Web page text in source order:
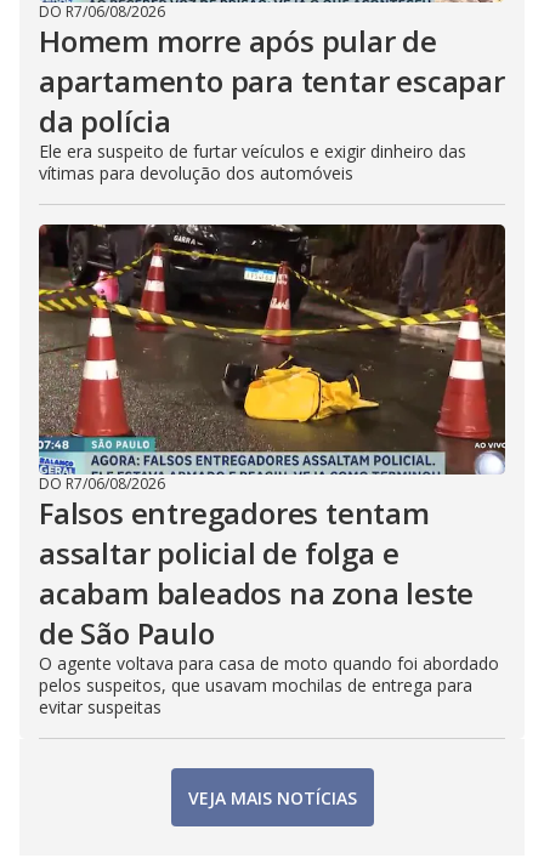
DO R7/06/08/2026
Homem morre após pular de
apartamento para tentar escapar
da polícia
Ele era suspeito de furtar veículos e exigir dinheiro das
vítimas para devolução dos automóveis
DO R7/06/08/2026
Falsos entregadores tentam
assaltar policial de folga e
acabam baleados na zona leste
de São Paulo
O agente voltava para casa de moto quando foi abordado
pelos suspeitos, que usavam mochilas de entrega para
evitar suspeitas
VEJA MAIS NOTÍCIAS